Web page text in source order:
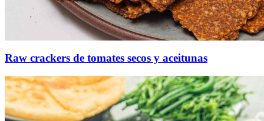
Raw crackers de tomates secos y aceitunas